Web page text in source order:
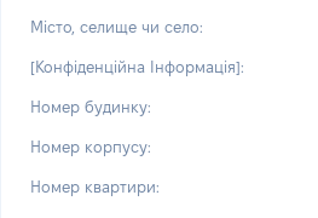
Місто, селище чи село:
[Конфіденційна Інформація]:
Номер будинку:
Номер корпусу:
Номер квартири: